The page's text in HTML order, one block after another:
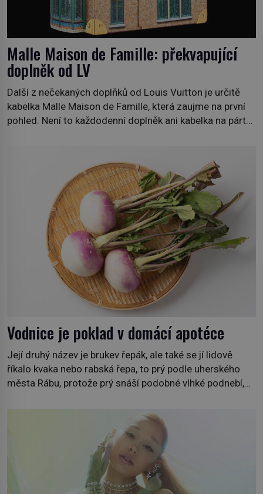
Malle Maison de Famille: překvapující
doplněk od LV
Další z nečekaných doplňků od Louis Vuitton je určitě
kabelka Malle Maison de Famille, která zaujme na první
pohled. Není to každodenní doplněk ani kabelka na párty,
adrese 18 Rue Louis Vuitton, které bylo postaveno v
roce 1869. […]
Vodnice je poklad v domácí apotéce
Její druhý název je brukev řepák, ale také se jí lidově
říkalo kvaka nebo rabská řepa, to prý podle uherského
města Rábu, protože prý snáší podobné vlhké podnebí,
někdy i v obchodech. Její bulvy jsou bílé, nahoře někdy